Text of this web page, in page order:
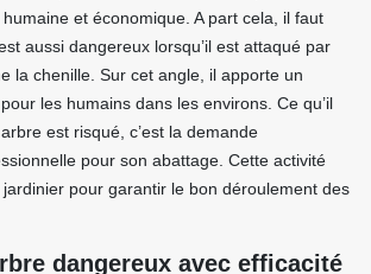
et économique. A part cela, il faut
aussi dangereux lorsqu’il est attaqué par
la chenille. Sur cet angle, il apporte un
les humains dans les environs. Ce qu’il
est risqué, c’est la demande
pour son abattage. Cette activité
pour garantir le bon déroulement des
dangereux avec efficacité